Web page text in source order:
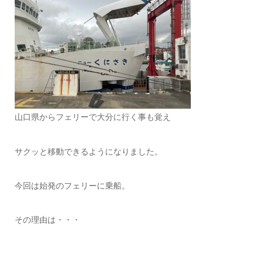
山口県からフェリーで大分に行く事も覚え
サクッと移動できるようになりました。
今回は始発のフェリーに乗船。
その理由は・・・